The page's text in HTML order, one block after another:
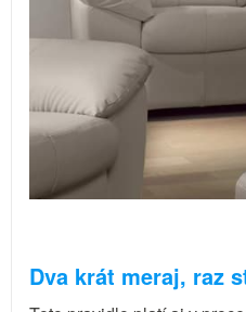
Dva krát meraj, raz